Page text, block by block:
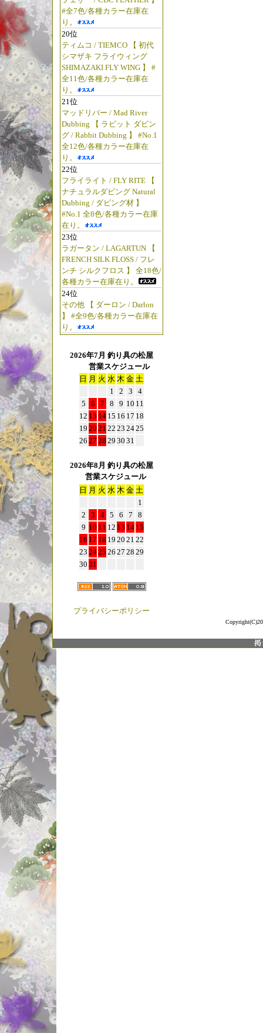
#全7色/各種カラー在庫在
り。
20位
ティムコ / TIEMCO 【 初代
シマザキ フライウィング
SHIMAZAKI FLY WING 】 #
全11色/各種カラー在庫在
り。
21位
マッドリバー / Mad River
Dubbing 【 ラビット ダビン
グ / Rabbit Dubbing 】 #No.1
全12色/各種カラー在庫在
り。
22位
フライライト / FLY RITE 【
ナチュラルダビング Natural
Dubbing / ダビング材 】
#No.1 全8色/各種カラー在庫
在り。
23位
ラガータン / LAGARTUN 【
FRENCH SILK FLOSS / フレ
ンチ シルクフロス 】 全18色/
各種カラー在庫在り。
24位
その他 【 ダーロン / Darlon
】 #全9色/各種カラー在庫在
り。
2026年7月 釣り具の松屋
営業スケジュール
日 月 火 水 木 金 土
1
2 3
4
5
6 7 8 9 10 11
12 13 14 15 16 17 18
19 20 21 22 23 2425
26 27 28 29 30 31
2026年8月 釣り具の松屋
営業スケジュール
日 月 火 水 木 金 土
1
2
3 4 5 6 7
8
9 10 11 12 13 14 15
16 17 18 19 20 21 22
23 2425 26 27 28 29
30 31
プライバシーポリシー